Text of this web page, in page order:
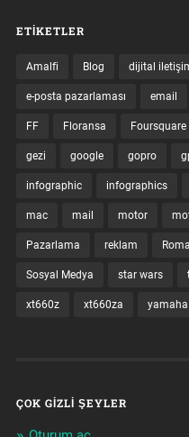
ETIKETLER
Amalfi Blog dijital
e-posta pazarlaması email
FF Floransa Foursquare
gezi google gopro
infographic infographics
mac mail motor
Pazarlama reklam Roma
Sosyal Medya star wars
xt660z xt660za yamaha
ÇOK GIZLI ŞEYLER